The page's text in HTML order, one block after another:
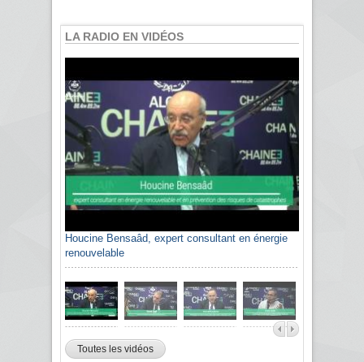
LA RADIO EN VIDÉOS
Houcine Bensaâd, expert consultant en énergie
renouvelable
Toutes les vidéos